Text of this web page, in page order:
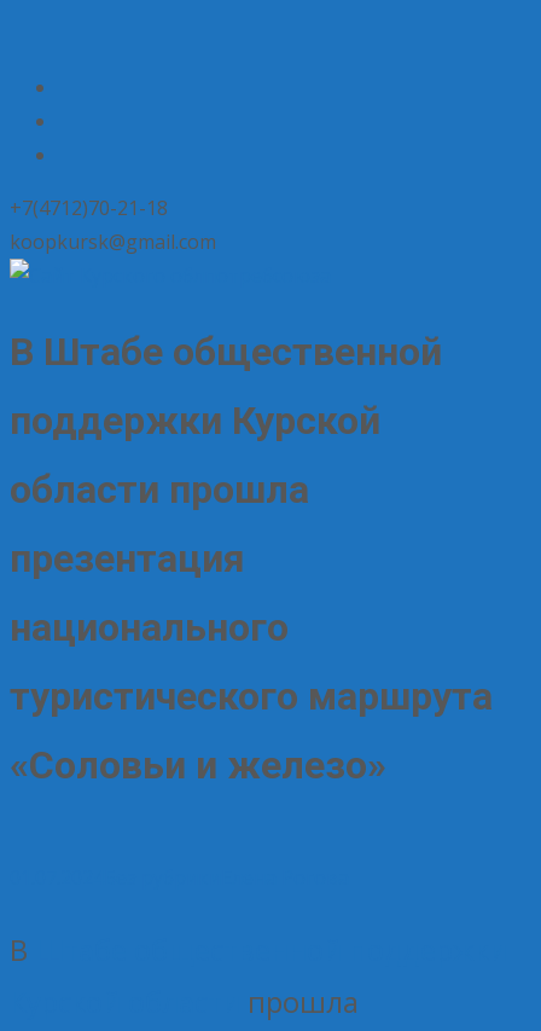
+7(4712)70-21-18
koopkursk@gmail.com
В Штабе общественной
поддержки Курской
области прошла
презентация
национального
туристического маршрута
«Соловьи и железо»
В
прошла